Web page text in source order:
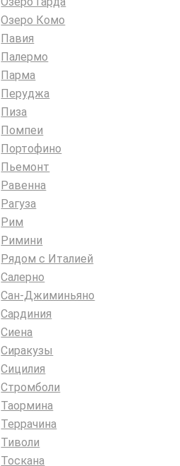
Озеро Комо
Павия
Палермо
Парма
Перуджа
Пиза
Помпеи
Портофино
Пьемонт
Равенна
Рагуза
Рим
Римини
Рядом с Италией
Салерно
Сан-Джиминьяно
Сардиния
Сиена
Сиракузы
Сицилия
Стромболи
Таормина
Террачина
Тиволи
Тоскана